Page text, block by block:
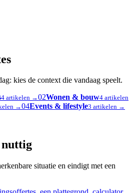
kies de context die vandaag speelt.
4 artikelen →02Wonen & bouw4 artikelen
→04Events & lifestyle3 artikelen →
nuttig
situatie en eindigt met een